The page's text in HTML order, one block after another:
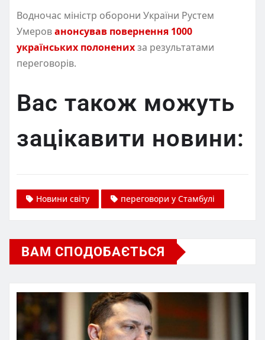
Водночас міністр оборони України Рустем
Умерованонсував повернення 1000
українських полоненихза результатами
переговорів.
Вас також можуть
зацікавити новини:
Новини світу переговори у Стамбулі
ВАМ СПОДОБАЄТЬСЯ